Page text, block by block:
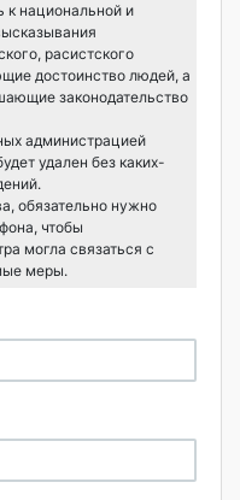
к национальной и
расистского
достоинство людей, а
законодательство
администрацией
удален без каких-
обязательно нужно
чтобы
могла связаться с
меры.